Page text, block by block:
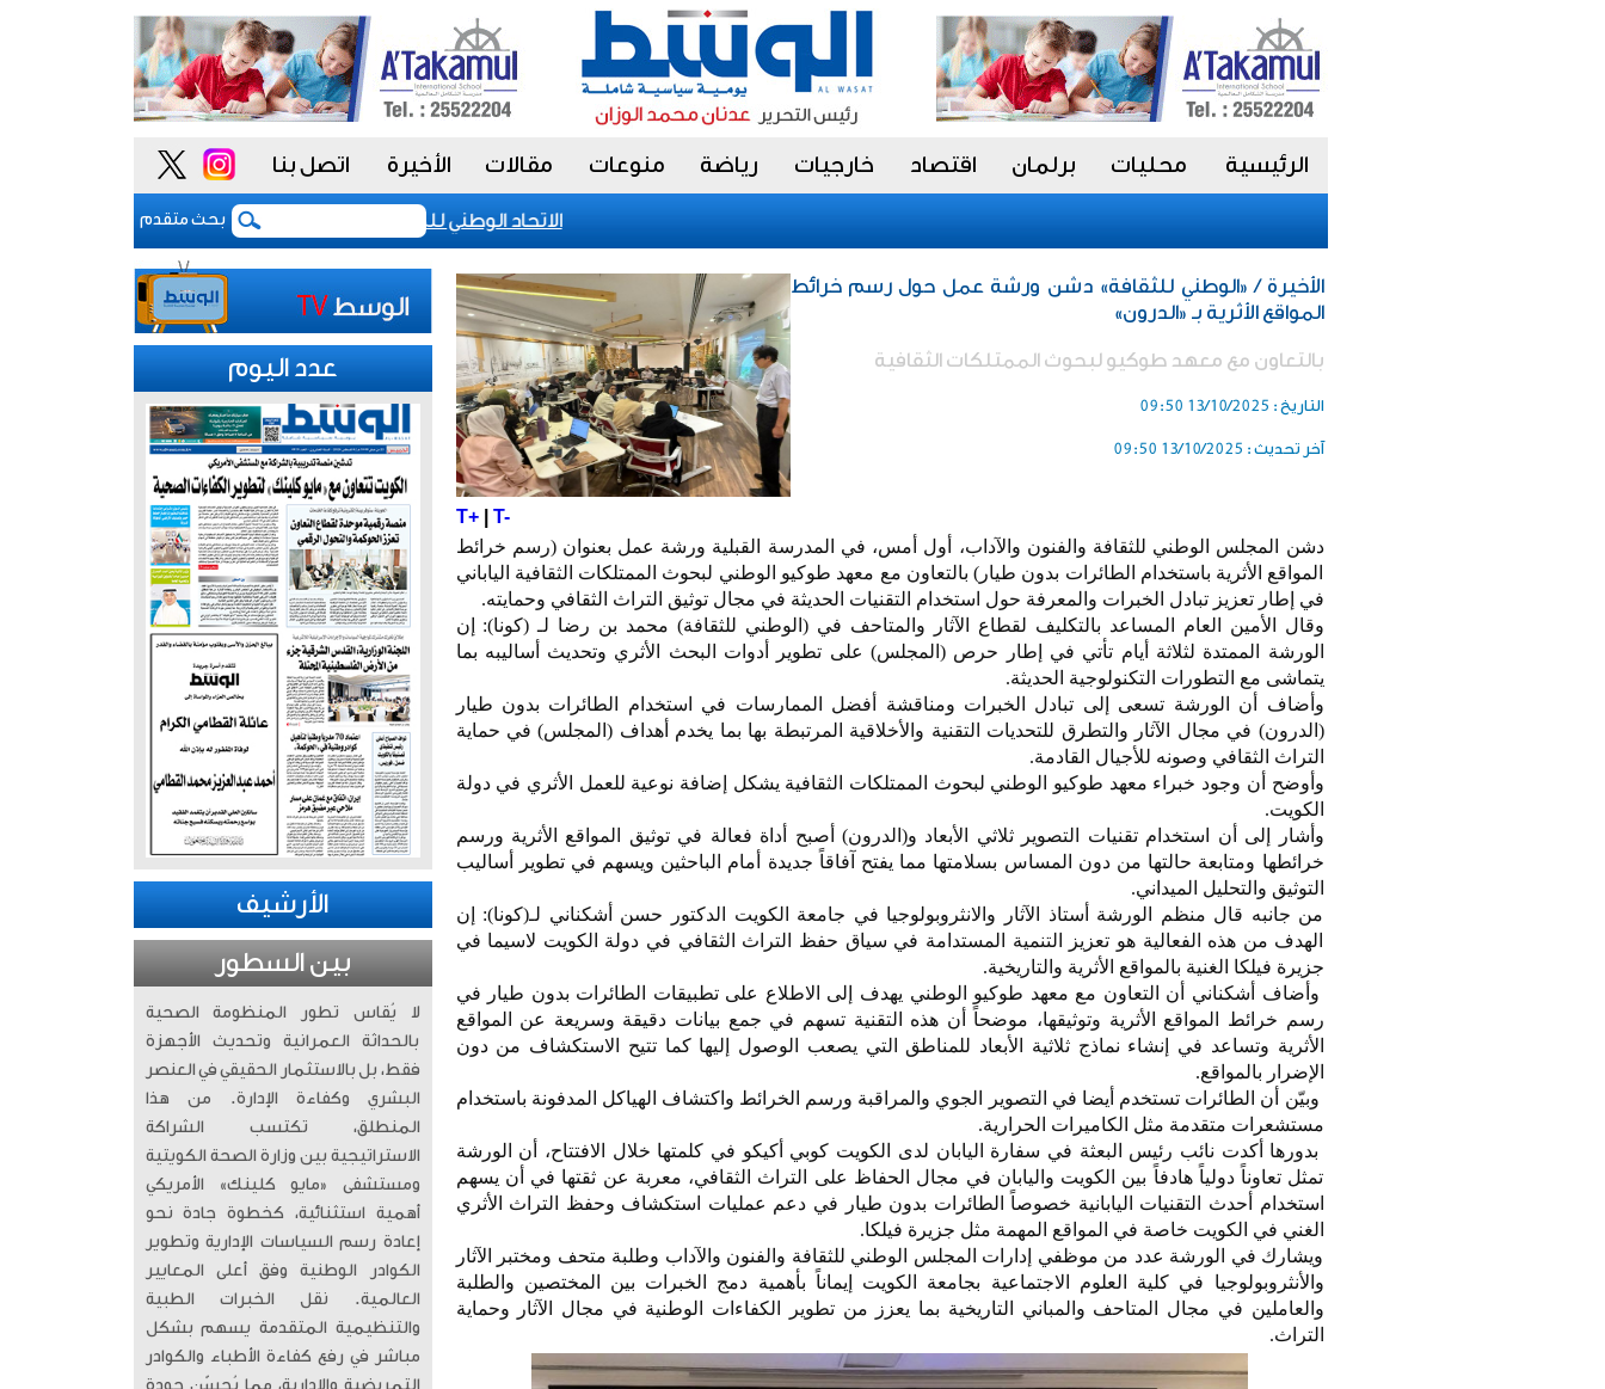
الرئيسية محليات برلمان اقتصاد خارجيات رياضة منوعات مقالات الأخيرة اتصل بنا
بحث متقدم
الاتحاد الوطني للموظفين: موظفو الكويت سطروا ملحمة وطنية خالدة..
الأخيرة / «الوطني للثقافة» دشن ورشة عمل حول رسم خرائط
المواقع الأثرية بـ «الدرون»
بالتعاون مع معهد طوكيو لبحوث الممتلكات الثقافية
التاريخ : 13/10/2025 09:50
آخر تحديث : 13/10/2025 09:50
T+| T-
دشن المجلس الوطني للثقافة والفنون والآداب، أول أمس، في المدرسة القبلية ورشة عمل بعنوان (رسم خرائط
المواقع الأثرية باستخدام الطائرات بدون طيار) بالتعاون مع معهد طوكيو الوطني لبحوث الممتلكات الثقافية الياباني
في إطار تعزيز تبادل الخبرات والمعرفة حول استخدام التقنيات الحديثة في مجال توثيق التراث الثقافي وحمايته.
وقال الأمين العام المساعد بالتكليف لقطاع الآثار والمتاحف في (الوطني للثقافة) محمد بن رضا لـ (كونا): إن
الورشة الممتدة لثلاثة أيام تأتي في إطار حرص (المجلس) على تطوير أدوات البحث الأثري وتحديث أساليبه بما
يتماشى مع التطورات التكنولوجية الحديثة.
وأضاف أن الورشة تسعى إلى تبادل الخبرات ومناقشة أفضل الممارسات في استخدام الطائرات بدون طيار
(الدرون) في مجال الآثار والتطرق للتحديات التقنية والأخلاقية المرتبطة بها بما يخدم أهداف (المجلس) في حماية
التراث الثقافي وصونه للأجيال القادمة.
وأوضح أن وجود خبراء معهد طوكيو الوطني لبحوث الممتلكات الثقافية يشكل إضافة نوعية للعمل الأثري في دولة
الكويت.
وأشار إلى أن استخدام تقنيات التصوير ثلاثي الأبعاد و(الدرون) أصبح أداة فعالة في توثيق المواقع الأثرية ورسم
خرائطها ومتابعة حالتها من دون المساس بسلامتها مما يفتح آفاقاً جديدة أمام الباحثين ويسهم في تطوير أساليب
التوثيق والتحليل الميداني.
من جانبه قال منظم الورشة أستاذ الآثار والانثروبولوجيا في جامعة الكويت الدكتور حسن أشكناني لـ(كونا): إن
الهدف من هذه الفعالية هو تعزيز التنمية المستدامة في سياق حفظ التراث الثقافي في دولة الكويت لاسيما في
جزيرة فيلكا الغنية بالمواقع الأثرية والتاريخية.
وأضاف أشكناني أن التعاون مع معهد طوكيو الوطني يهدف إلى الاطلاع على تطبيقات الطائرات بدون طيار في
رسم خرائط المواقع الأثرية وتوثيقها، موضحاً أن هذه التقنية تسهم في جمع بيانات دقيقة وسريعة عن المواقع
الأثرية وتساعد في إنشاء نماذج ثلاثية الأبعاد للمناطق التي يصعب الوصول إليها كما تتيح الاستكشاف من دون
الإضرار بالمواقع.
وبيّن أن الطائرات تستخدم أيضا في التصوير الجوي والمراقبة ورسم الخرائط واكتشاف الهياكل المدفونة باستخدام
مستشعرات متقدمة مثل الكاميرات الحرارية.
بدورها أكدت نائب رئيس البعثة في سفارة اليابان لدى الكويت كوبي أكيكو في كلمتها خلال الافتتاح، أن الورشة
تمثل تعاوناً دولياً هادفاً بين الكويت واليابان في مجال الحفاظ على التراث الثقافي، معربة عن ثقتها في أن يسهم
استخدام أحدث التقنيات اليابانية خصوصاً الطائرات بدون طيار في دعم عمليات استكشاف وحفظ التراث الأثري
الغني في الكويت خاصة في المواقع المهمة مثل جزيرة فيلكا.
ويشارك في الورشة عدد من موظفي إدارات المجلس الوطني للثقافة والفنون والآداب وطلبة متحف ومختبر الآثار
والأنثروبولوجيا في كلية العلوم الاجتماعية بجامعة الكويت إيماناً بأهمية دمج الخبرات بين المختصين والطلبة
والعاملين في مجال المتاحف والمباني التاريخية بما يعزز من تطوير الكفاءات الوطنية في مجال الآثار وحماية
التراث.
عدد اليوم
الأرشيف
بين السطور
لا يُقاس تطور المنظومة الصحية
بالحداثة العمرانية وتحديث الأجهزة
فقط، بل بالاستثمار الحقيقي في العنصر
البشري وكفاءة الإدارة. من هذا
المنطلق، تكتسب الشراكة
الاستراتيجية بين وزارة الصحة الكويتية
ومستشفى «مايو كلينك» الأمريكي
أهمية استثنائية، كخطوة جادة نحو
إعادة رسم السياسات الإدارية وتطوير
الكوادر الوطنية وفق أعلى المعايير
العالمية. ​ نقل الخبرات الطبية
والتنظيمية المتقدمة يسهم بشكل
مباشر في رفع كفاءة الأطباء والكوادر